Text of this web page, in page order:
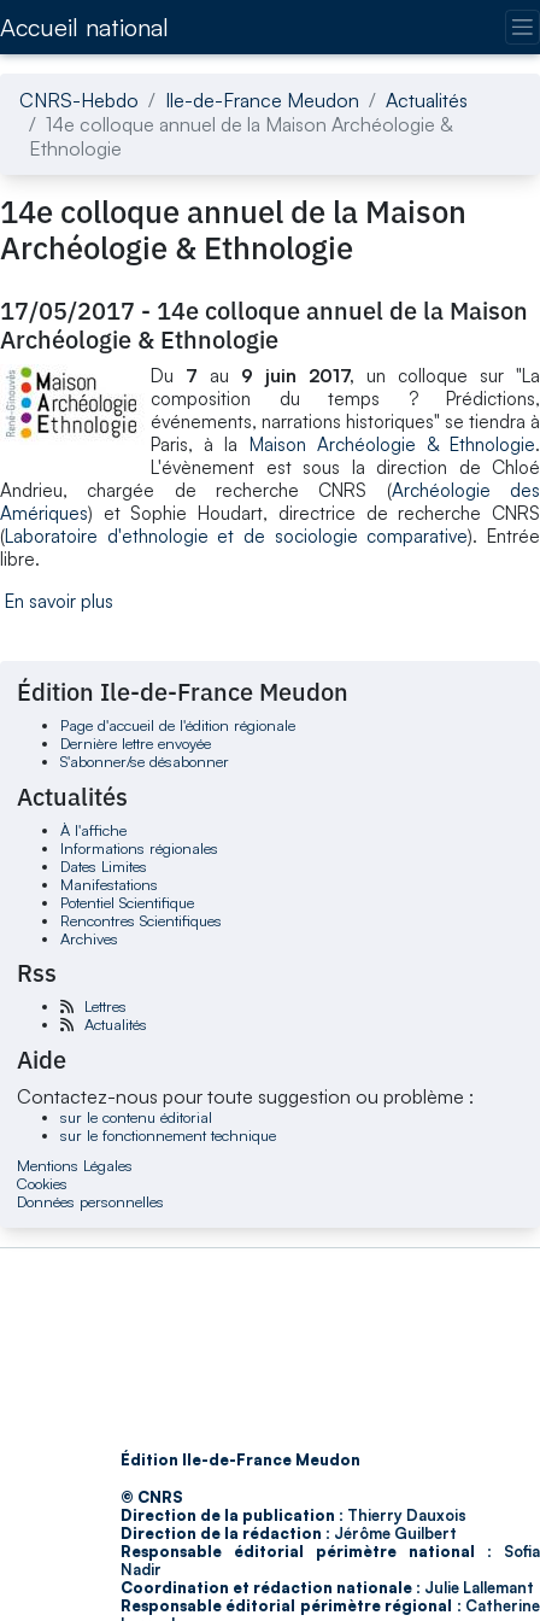
Accueil national
CNRS-Hebdo Ile-de-France Meudon
Actualités
14e colloque annuel de la Maison Archéologie &
Ethnologie
14e colloque annuel de la Maison
Archéologie & Ethnologie
17/05/2017 - 14e colloque annuel de la Maison
Archéologie & Ethnologie
Du 7 au 9 juin 2017, un colloque sur "La
composition du temps ? Prédictions,
événements, narrations historiques" se tiendra à
Paris, à la Maison Archéologie & Ethnologie.
L'évènement est sous la direction de Chloé
Andrieu, chargée de recherche CNRS (Archéologie des
Amériques) et Sophie Houdart, directrice de recherche CNRS
(Laboratoire d'ethnologie et de sociologie comparative). Entrée
libre.
En savoir plus
Édition Ile-de-France Meudon
Page d'accueil de l'édition régionale
Dernière lettre envoyée
S'abonner/se désabonner
Actualités
À l'affiche
Informations régionales
Dates Limites
Manifestations
Potentiel Scientifique
Rencontres Scientifiques
Archives
Rss
Lettres
Actualités
Aide
Contactez-nous pour toute suggestion ou problème :
sur le contenu éditorial
sur le fonctionnement technique
Mentions Légales
Cookies
Données personnelles
Édition Ile-de-France Meudon
© CNRS
Direction de la publication : Thierry Dauxois
Direction de la rédaction : Jérôme Guilbert
Responsable éditorial périmètre national : Sofia
Nadir
Coordination et rédaction nationale : Julie Lallemant
Responsable éditorial périmètre régional : Catherine